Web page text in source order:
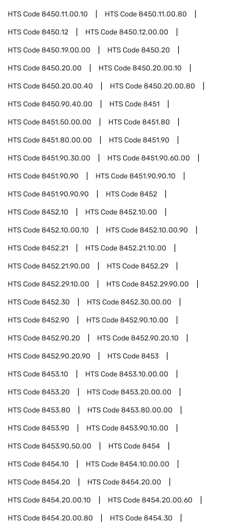
HTS Code8450.11.00.10 HTS Code8450.11.00.80
HTS Code8450.12 HTS Code8450.12.00.00
HTS Code8450.19.00.00 HTS Code8450.20
HTS Code8450.20.00 HTS Code8450.20.00.10
HTS Code8450.20.00.40 HTS Code8450.20.00.80
HTS Code8450.90.40.00 HTS Code8451
HTS Code8451.50.00.00 HTS Code8451.80
HTS Code8451.80.00.00 HTS Code8451.90
HTS Code8451.90.30.00 HTS Code8451.90.60.00
HTS Code8451.90.90 HTS Code8451.90.90.10
HTS Code8451.90.90.90 HTS Code8452
HTS Code8452.10 HTS Code8452.10.00
HTS Code8452.10.00.10 HTS Code8452.10.00.90
HTS Code8452.21 HTS Code8452.21.10.00
HTS Code8452.21.90.00 HTS Code8452.29
HTS Code8452.29.10.00 HTS Code8452.29.90.00
HTS Code8452.30 HTS Code8452.30.00.00
HTS Code8452.90 HTS Code8452.90.10.00
HTS Code8452.90.20 HTS Code8452.90.20.10
HTS Code8452.90.20.90 HTS Code8453
HTS Code8453.10 HTS Code8453.10.00.00
HTS Code8453.20 HTS Code8453.20.00.00
HTS Code8453.80 HTS Code8453.80.00.00
HTS Code8453.90 HTS Code8453.90.10.00
HTS Code8453.90.50.00 HTS Code8454
HTS Code8454.10 HTS Code8454.10.00.00
HTS Code8454.20 HTS Code8454.20.00
HTS Code8454.20.00.10 HTS Code8454.20.00.60
HTS Code8454.20.00.80 HTS Code8454.30